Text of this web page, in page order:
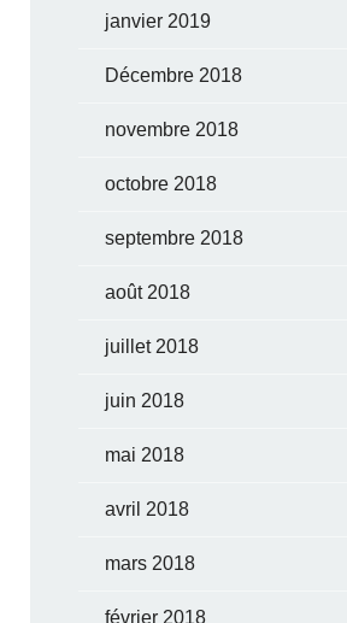
janvier 2019
Décembre 2018
novembre 2018
octobre 2018
septembre 2018
août 2018
juillet 2018
juin 2018
mai 2018
avril 2018
mars 2018
février 2018